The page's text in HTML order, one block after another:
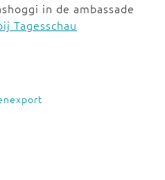
in de ambassade
Tagesschau